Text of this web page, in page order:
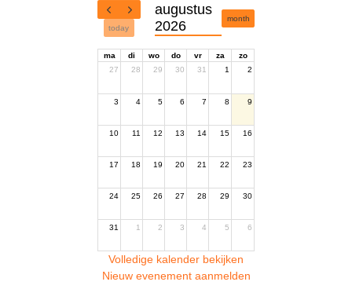
today
augustus
2026
month
ma di wo do vr za
zo
27
28 29 30 31 1 2
3 4 5 6 7 8 9
10 11 12 13 14 15 16
17 18 19 20 21 22 23
24 25 26 27 28 29 30
31 1 2 3 4 5 6
Volledige kalender bekijken
Nieuw evenement aanmelden